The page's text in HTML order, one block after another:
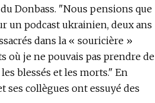
Donbass. "Nous pensions que
un podcast ukrainien, deux ans
dans la « souricière »
où je ne pouvais pas prendre de
blessés et les morts." En
ses collègues ont essuyé des